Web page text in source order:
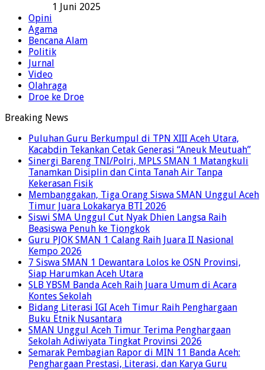
1 Juni 2025
Opini
Agama
Bencana Alam
Politik
Jurnal
Video
Olahraga
Droe ke Droe
Breaking News
Puluhan Guru Berkumpul di TPN XIII Aceh Utara,
Kacabdin Tekankan Cetak Generasi “Aneuk Meutuah”
Sinergi Bareng TNI/Polri, MPLS SMAN 1 Matangkuli
Tanamkan Disiplin dan Cinta Tanah Air Tanpa
Kekerasan Fisik
Membanggakan, Tiga Orang Siswa SMAN Unggul Aceh
Timur Juara Lokakarya BTI 2026
Siswi SMA Unggul Cut Nyak Dhien Langsa Raih
Beasiswa Penuh ke Tiongkok
Guru PJOK SMAN 1 Calang Raih Juara II Nasional
Kempo 2026
7 Siswa SMAN 1 Dewantara Lolos ke OSN Provinsi,
Siap Harumkan Aceh Utara
SLB YBSM Banda Aceh Raih Juara Umum di Acara
Kontes Sekolah
Bidang Literasi IGI Aceh Timur Raih Penghargaan
Buku Etnik Nusantara
SMAN Unggul Aceh Timur Terima Penghargaan
Sekolah Adiwiyata Tingkat Provinsi 2026
Semarak Pembagian Rapor di MIN 11 Banda Aceh:
Penghargaan Prestasi, Literasi, dan Karya Guru